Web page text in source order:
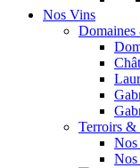
Nos Vins
Domaines
Terroirs &
Nos
Nos